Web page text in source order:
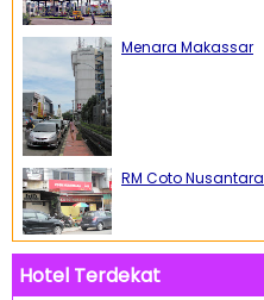
Menara Makassar
RM Coto Nusantara
Hotel Terdekat